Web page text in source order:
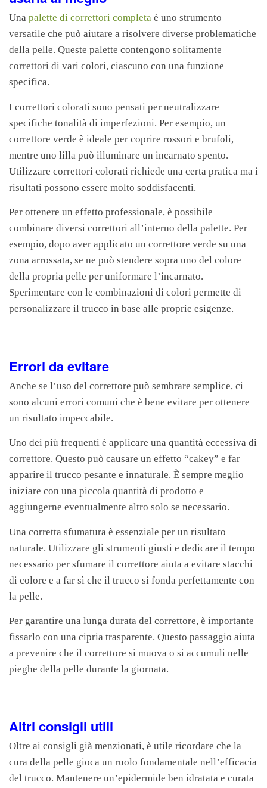
Una palette di correttori completa è uno strumento
versatile che può aiutare a risolvere diverse problematiche
della pelle. Queste palette contengono solitamente
correttori di vari colori, ciascuno con una funzione
specifica.
I correttori colorati sono pensati per neutralizzare
specifiche tonalità di imperfezioni. Per esempio, un
correttore verde è ideale per coprire rossori e brufoli,
mentre uno lilla può illuminare un incarnato spento.
Utilizzare correttori colorati richiede una certa pratica ma i
risultati possono essere molto soddisfacenti.
Per ottenere un effetto professionale, è possibile
combinare diversi correttori all’interno della palette. Per
esempio, dopo aver applicato un correttore verde su una
zona arrossata, se ne può stendere sopra uno del colore
della propria pelle per uniformare l’incarnato.
Sperimentare con le combinazioni di colori permette di
personalizzare il trucco in base alle proprie esigenze.
Errori da evitare
Anche se l’uso del correttore può sembrare semplice, ci
sono alcuni errori comuni che è bene evitare per ottenere
un risultato impeccabile.
Uno dei più frequenti è applicare una quantità eccessiva di
correttore. Questo può causare un effetto “cakey” e far
apparire il trucco pesante e innaturale. È sempre meglio
iniziare con una piccola quantità di prodotto e
aggiungerne eventualmente altro solo se necessario.
Una corretta sfumatura è essenziale per un risultato
naturale. Utilizzare gli strumenti giusti e dedicare il tempo
necessario per sfumare il correttore aiuta a evitare stacchi
di colore e a far sì che il trucco si fonda perfettamente con
la pelle.
Per garantire una lunga durata del correttore, è importante
fissarlo con una cipria trasparente. Questo passaggio aiuta
a prevenire che il correttore si muova o si accumuli nelle
pieghe della pelle durante la giornata.
Altri consigli utili
Oltre ai consigli già menzionati, è utile ricordare che la
cura della pelle gioca un ruolo fondamentale nell’efficacia
del trucco. Mantenere un’epidermide ben idratata e curata